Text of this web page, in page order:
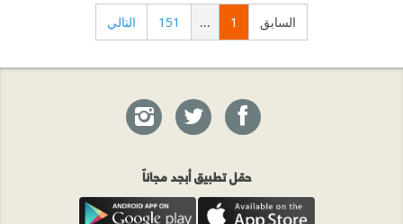
السابق 1
...
151 التالي
حمّل تطبيق أبجد مجاناً